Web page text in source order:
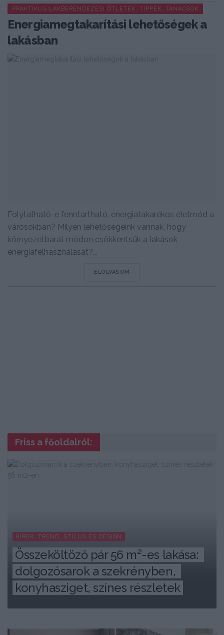
PRAKTIKUS LAKBERENDEZÉSI ÖTLETEK, TIPPEK, TANÁCSOK
Energiamegtakarítási lehetőségek a
lakásban
Folytatható-e fenntartható, energiatakarékos életmód a
városokban? Milyen lehetőségeink vannak, hogy
környezetbarát módon csökkentsük a lakások
energiafelhasználását?...
ELOLVASOM
Friss a főoldalról:
HÍREK, TREND, STÍLUS ÉS DESIGN
Összeköltöző pár 56 m²-es lakása:
dolgozósarok a szekrényben,
konyhasziget, színes részletek